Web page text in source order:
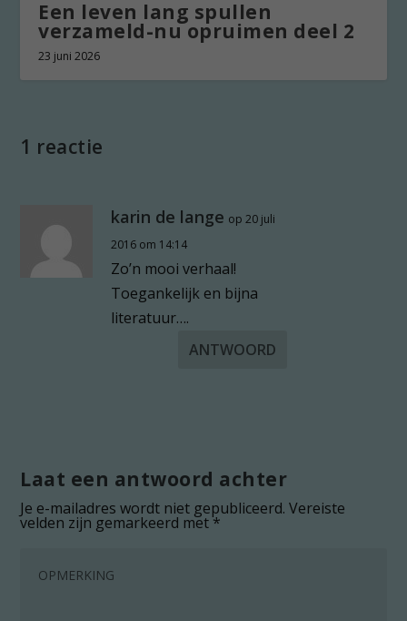
Een leven lang spullen
verzameld-nu opruimen deel 2
23 juni 2026
1 reactie
karin de lange op 20 juli
2016 om 14:14
Zo’n mooi verhaal!
Toegankelijk en bijna
literatuur….
ANTWOORD
Laat een antwoord achter
Je e-mailadres wordt niet gepubliceerd. Vereiste
velden zijn gemarkeerd met*